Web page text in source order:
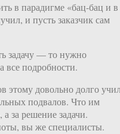
в парадигме «бац-бац и в
и пусть заказчик сам
задачу — то нужно
все подробности.
этому довольно долго
подвалов. Что им
за решение задачи.
вы же специалисты.